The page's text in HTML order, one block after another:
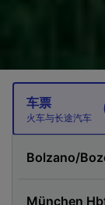
车票
火车与长途汽车